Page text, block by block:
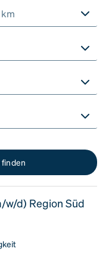
km
w/d) Region Süd